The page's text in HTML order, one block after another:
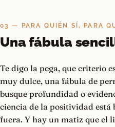
03 — PARA QUIÉN SÍ, PARA
Una fábula
Te digo la pega, que criterio
muy dulce, una fábula de
busque profundidad o
ciencia de la positividad está
fuera. Y hay un matiz que el